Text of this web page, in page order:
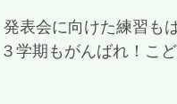
発表会に向けた練習も
３学期もがんばれ！こ